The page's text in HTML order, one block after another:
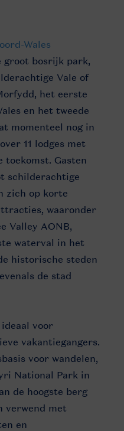
Wales
groot bosrijk park,
Vale of
het eerste
en het tweede
momenteel nog in
11 lodges met
Gasten
schilderachtige
zich op korte
waaronder
Valley AONB,
waterval in het
historische steden
de stad
voor
vakantiegangers.
voor wandelen,
National Park in
de hoogste berg
verwend met
en